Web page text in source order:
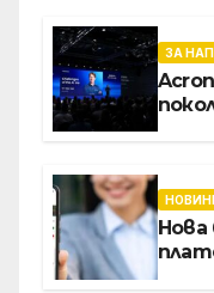
ЗА
Нова